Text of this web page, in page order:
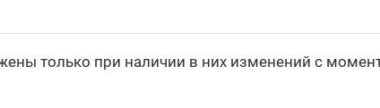
только при наличии в них изменений с